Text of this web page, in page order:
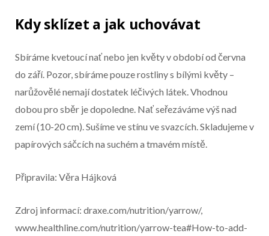
Kdy sklízet a jak uchovávat
Sbíráme kvetoucí nať nebo jen květy v období od června
do září. Pozor, sbíráme pouze rostliny s bílými květy –
narůžovělé nemají dostatek léčivých látek. Vhodnou
dobou pro sběr je dopoledne. Nať seřezáváme výš nad
zemí (10-20 cm). Sušíme ve stínu ve svazcích. Skladujeme v
papírových sáčcích na suchém a tmavém místě.
Připravila: Věra Hájková
Zdroj informací: draxe.com/nutrition/yarrow/,
www.healthline.com/nutrition/yarrow-tea#How-to-add-